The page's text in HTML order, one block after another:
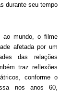
durante seu tempo
ao mundo, o filme
afetada por um
das relações
traz reflexões
conforme o
nos anos 60,